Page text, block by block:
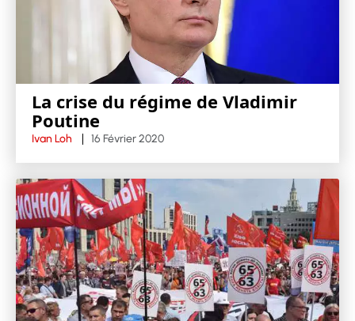
La crise du régime de Vladimir
Poutine
Ivan Loh 16 Février 2020